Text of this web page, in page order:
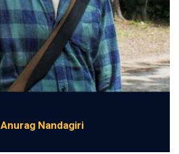
Anurag Nandagiri